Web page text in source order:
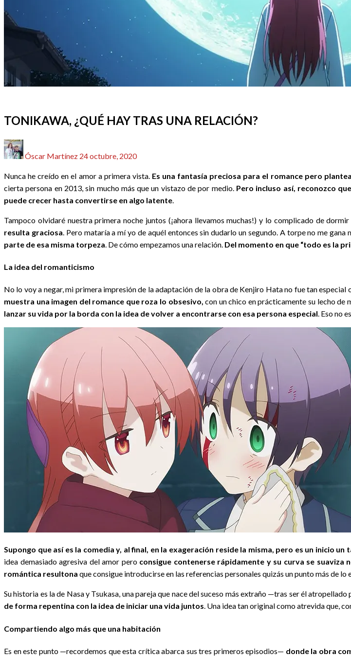
TONIKAWA, ¿QUÉ HAY TRAS UNA RELACIÓN?
Óscar Martínezel
24 octubre, 2020
Nunca he creído en el amor a primera vista. Es una fantasía preciosa para el romance pero
cierta persona en 2013, sin mucho más que un vistazo de por medio. Pero incluso así, reconozco
puede crecer hasta convertirse en algo latente.
Tampoco olvidaré nuestra primera noche juntos (¡ahora llevamos muchas!) y lo complicado de
resulta graciosa. Pero mataría a mí yo de aquél entonces sin dudarlo un segundo. A torpe no me gana
parte de esa misma torpeza. De cómo empezamos una relación. Del momento en que “todo es la
La idea del romanticismo
No lo voy a negar, mi primera impresión de la adaptación de la obra de Kenjiro Hata no fue tan especial
muestra una imagen del romance que roza lo obsesivo, con un chico en prácticamente su lecho de
lanzar su vida por la borda con la idea de volver a encontrarse con esa persona especial. Eso no
Supongo que así es la comedia y, al final, en la exageración reside la misma, pero es un inicio
idea demasiado agresiva del amor pero consigue contenerse rápidamente y su curva se
romántica resultona que consigue introducirse en las referencias personales quizás un punto más de lo
Su historia es la de Nasa y Tsukasa, una pareja que nace del suceso más extraño —tras ser él
de forma repentina con la idea de iniciar una vida juntos. Una idea tan original como atrevida que,
Compartiendo algo más que una habitación
Es en este punto —recordemos que esta crítica abarca sus tres primeros episodios— donde la obra